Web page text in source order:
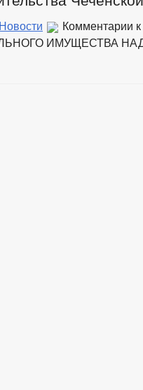
Новости Комментарии
ИМУЩЕСТВА